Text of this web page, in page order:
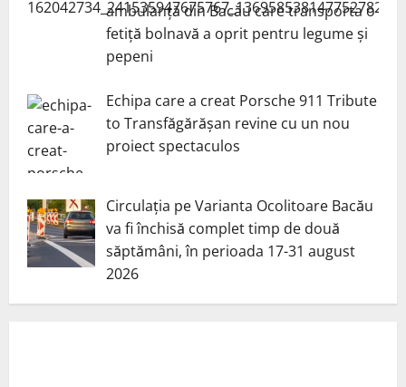
ambulanță din Bacău care transporta o
fetiță bolnavă a oprit pentru legume și
pepeni
Echipa care a creat Porsche 911 Tribute
to Transfăgărășan revine cu un nou
proiect spectaculos
Circulația pe Varianta Ocolitoare Bacău
va fi închisă complet timp de două
săptămâni, în perioada 17-31 august
2026